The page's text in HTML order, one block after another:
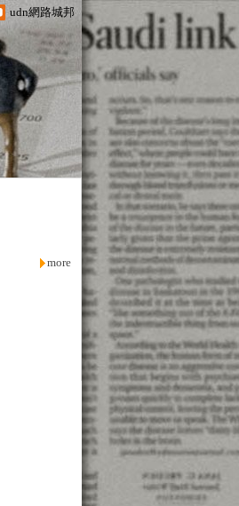
udn網路城邦
more